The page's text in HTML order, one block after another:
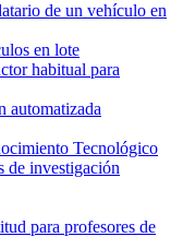
de un vehículo en
en lote
habitual para
automatizada
Tecnológico
de investigación
para profesores de